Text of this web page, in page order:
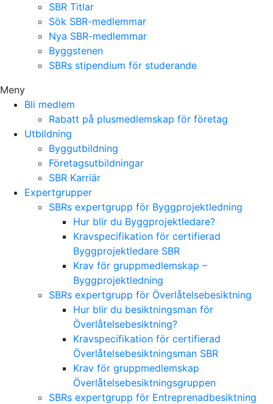
SBR Titlar
Sök SBR-medlemmar
Nya SBR-medlemmar
Byggstenen
SBRs stipendium för studerande
Meny
Bli medlem
Rabatt på plusmedlemskap för företag
Utbildning
Byggutbildning
Företagsutbildningar
SBR Karriär
Expertgrupper
SBRs expertgrupp för Byggprojektledning
Hur blir du Byggprojektledare?
Kravspecifikation för certifierad
Byggprojektledare SBR
Krav för gruppmedlemskap –
Byggprojektledning
SBRs expertgrupp för Överlåtelsebesiktning
Hur blir du besiktningsman för
Överlåtelsebesiktning?
Kravspecifikation för certifierad
Överlåtelsebesiktningsman SBR
Krav för gruppmedlemskap
Överlåtelsebesiktningsgruppen
SBRs expertgrupp för Entreprenadbesiktning